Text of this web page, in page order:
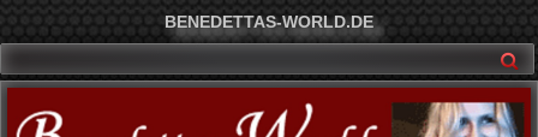
BENEDETTAS-WORLD.DE